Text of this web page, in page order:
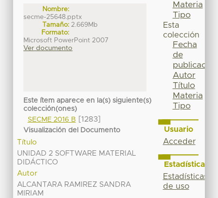
Nombre:
secme-25648.pptx
Tamaño: 2.669Mb
Formato:
Microsoft PowerPoint 2007
Ver documento
Este ítem aparece en la(s) siguiente(s)
colección(ones)
SECME 2016 B
[1283]
Visualización del Documento
Título
UNIDAD 2 SOFTWARE MATERIAL
DIDÁCTICO
Autor
ALCANTARA RAMIREZ SANDRA
MIRIAM
Materia
Tipo
Esta
colección
Fecha
de
publicación
Autor
Título
Materia
Tipo
Usuario
Acceder
Estadísticas
Estadísticas
de uso